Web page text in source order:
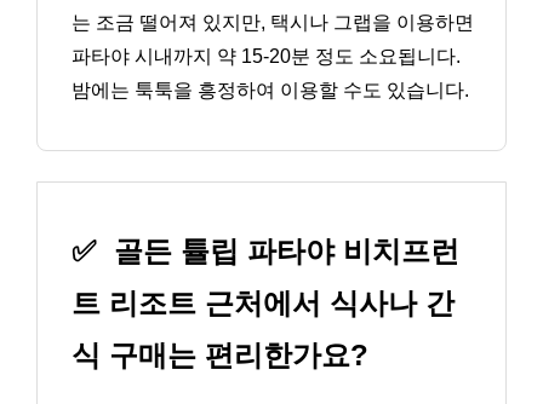
는 조금 떨어져 있지만, 택시나 그랩을 이용하면
파타야 시내까지 약 15-20분 정도 소요됩니다.
밤에는 툭툭을 흥정하여 이용할 수도 있습니다.
✅ 골든 튤립 파타야 비치프런
트 리조트 근처에서 식사나 간
식 구매는 편리한가요?